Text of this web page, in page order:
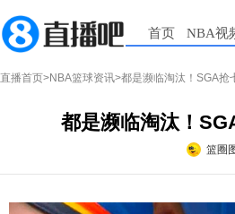
首页 NBA视
直播首页>NBA篮球资讯>都是濒临淘汰！SGA抢
都是濒临淘汰！
篮圈